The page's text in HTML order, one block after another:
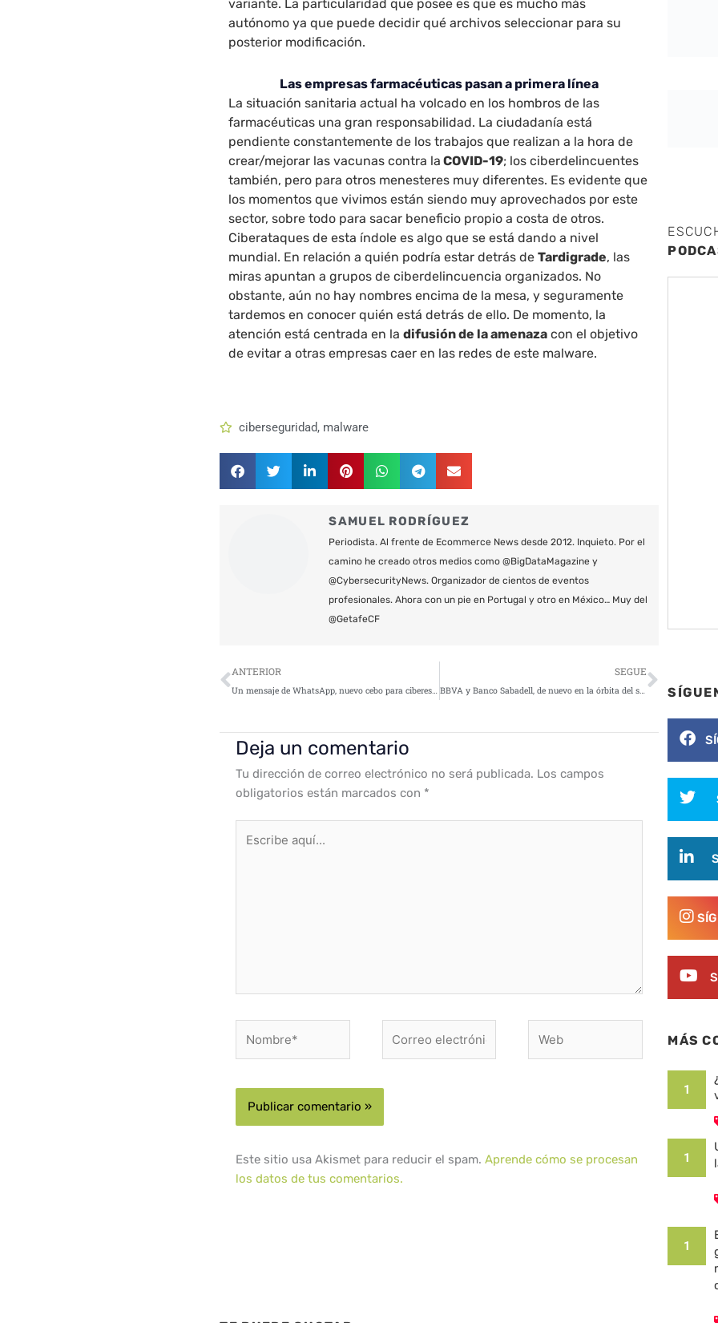
variante. La particularidad que posee es que es mucho más
autónomo ya que puede decidir qué archivos seleccionar para su
posterior modificación.
Las empresas farmacéuticas pasan a primera línea
La situación sanitaria actual ha volcado en los hombros de las
farmacéuticas una gran responsabilidad. La ciudadanía está
pendiente constantemente de los trabajos que realizan a la hora de
crear/mejorar las vacunas contra la COVID-19; los ciberdelincuentes
también, pero para otros menesteres muy diferentes. Es evidente que
los momentos que vivimos están siendo muy aprovechados por este
sector, sobre todo para sacar beneficio propio a costa de otros.
Ciberataques de esta índole es algo que se está dando a nivel
mundial. En relación a quién podría estar detrás deTardigrade, las
miras apuntan a grupos de ciberdelincuencia organizados. No
obstante, aún no hay nombres encima de la mesa, y seguramente
tardemos en conocer quién está detrás de ello. De momento, la
atención está centrada en ladifusión de la amenaza con el objetivo
de evitar a otras empresas caer en las redes de este malware.
ciberseguridad, malware
SAMUEL RODRÍGUEZ
Periodista. Al frente de Ecommerce News desde 2012. Inquieto. Por el
camino he creado otros medios como @BigDataMagazine y
@CybersecurityNews. Organizador de cientos de eventos
profesionales. Ahora con un pie en Portugal y otro en México… Muy del
@GetafeCF
Ant
ANTERIOR SEGUE
BBVA y Banco Sabadell, de nuevo en la órbita del smishing
Deja un comentario
Tu dirección de correo electrónico no será publicada. Los campos
obligatorios están marcados con *
aquí...
electrónico*
Este sitio usa Akismet para reducir el spam.Aprende cómo se procesan
los datos de tus comentarios.
MÁS
1
1
1